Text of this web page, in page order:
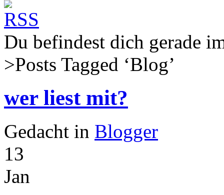
Du befindest dich gerade
>Posts Tagged ‘Blog’
wer liest mit?
Gedacht in Blogger
13
Jan